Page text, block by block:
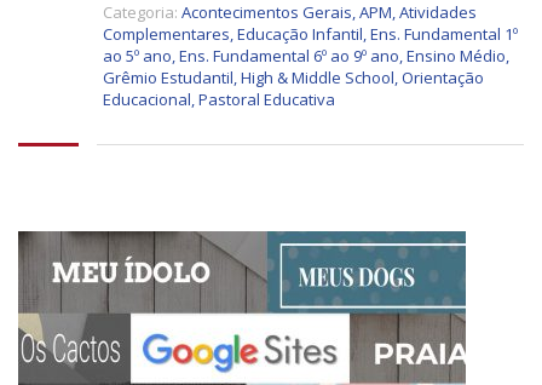
Categoria: Acontecimentos Gerais,APM,Atividades
Complementares,Educação Infantil,Ens. Fundamental 1º
ao 5º ano,Ens. Fundamental 6º ao 9º ano,Ensino Médio,
Grêmio Estudantil,High & Middle School,Orientação
Educacional,Pastoral Educativa